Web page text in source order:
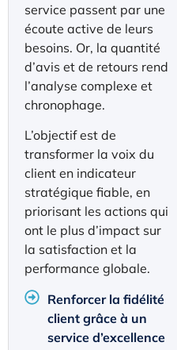
service passent par une
écoute active de leurs
besoins. Or, la quantité
d’avis et de retours rend
l’analyse complexe et
chronophage.
L’objectif est de
transformer la voix du
client en indicateur
stratégique fiable, en
priorisant les actions qui
ont le plus d’impact sur
la satisfaction et la
performance globale.
Renforcer la fidélité
client grâce à un
service d’excellence